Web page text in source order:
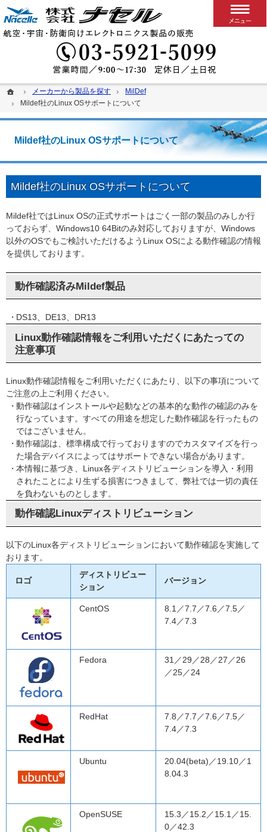
ホームメーカーから製品を探す
MilDef
Mildef社のLinux OSサポートについて
Mildef社のLinux OSサポートについて
搭載用VPXボード/システム
カスタム可能な堅牢パソコン、ディスプレイ、スイッチ
Mildef社のLinux OSサポートについて
Mildef社ではLinux OSの正式サポートはごく一部の製品のみしか行
っておらず、Windows10 64Bitのみ対応しておりますが、Windows
以外のOSでもご検討いただけるようLinux OSによる動作確認の情報
を提供しております。
動作確認済みMildef製品
DS13、DE13、DR13
Linux動作確認情報をご利用いただくにあたっての
注意事項
Linux動作確認情報をご利用いただくにあたり、以下の事項について
ご注意の上ご利用ください。
動作確認はインストールや起動などの基本的な動作の確認のみを
行なっています。すべての用途を想定した動作確認を行ったもの
ではございません。
動作確認は、標準構成で行っておりますのでカスタマイズを行っ
た場合デバイスによってはサポートできない場合があります。
本情報に基づき、Linux各ディストリビューションを導入・利用
されたことにより生ずる損害につきまして、弊社では一切の責任
を負わないものとします。
動作確認Linuxディストリビューション
以下のLinux各ディストリビューションにおいて動作確認を実施して
おります。
ロゴ
ディストリビュー
ション
バージョン
CentOS
8.1／7.7／7.6／7.5／
7.4／7.3
Fedora
31／29／28／27／26
／25／24
RedHat
7.8／7.7／7.6／7.5／
7.4／7.3
Ubuntu
20.04(beta)／19.10／1
8.04.3
OpenSUSE
15.3／15.2／15.1／15.
0／42.3
ホームメーカーから製品を探す
MilDef
Mildef社のLinux OSサポートについて